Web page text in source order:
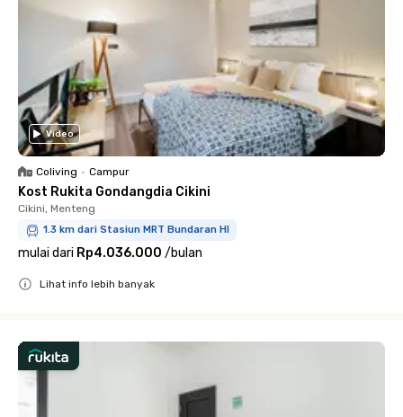
Video
Coliving • Campur
Kost Rukita Gondangdia Cikini
Cikini, Menteng
1.3 km dari Stasiun MRT Bundaran HI
mulai dari Rp4.036.000 /bulan
Lihat info lebih banyak